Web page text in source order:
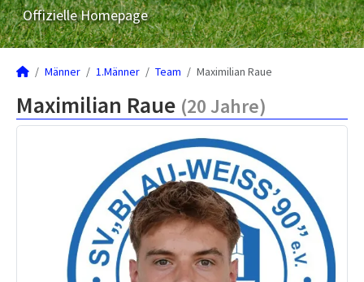
Offizielle Homepage
Männer 1.Männer Team Maximilian Raue
Maximilian Raue (20 Jahre)